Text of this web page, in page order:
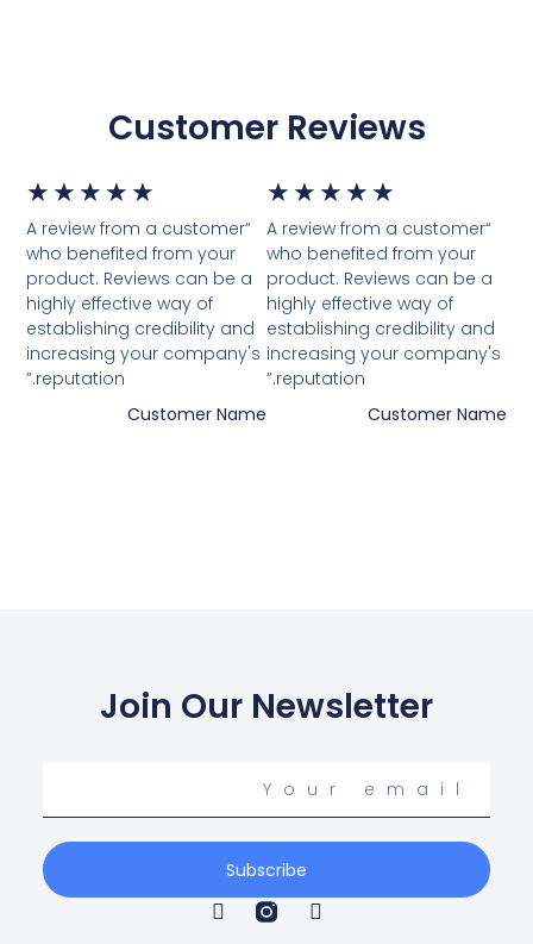
Customer Reviews
★
★
★
★
★
5
מתוך
“A review from a customer
who benefited from your
product. Reviews can be a
highly effective way of
establishing credibility and
increasing your company's
reputation.”
Customer Name
★
★
★
★
★
5
5
“A review from a customer
who benefited from your
product. Reviews can be a
highly effective way of
establishing credibility and
increasing your company's
reputation.”
Customer Name
Join Our Newsletter
Your
email
Subscribe
F
a
T
w